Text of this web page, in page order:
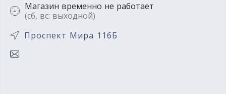
Магазин временно не работает
(сб, вс: выходной)
Проспект Мира 116Б